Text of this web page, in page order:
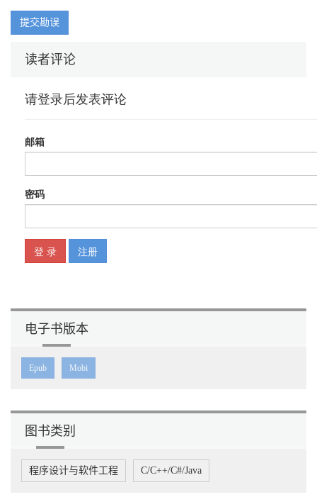
第11章 编写简洁的代码
提交勘误
读者评论
电子书版本
Epub Mobi
图书类别
程序设计与软件工程 C/C++/C#/Java